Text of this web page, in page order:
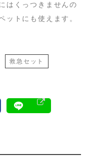
はくっつきませんの
ットにも使えます。
救急セット